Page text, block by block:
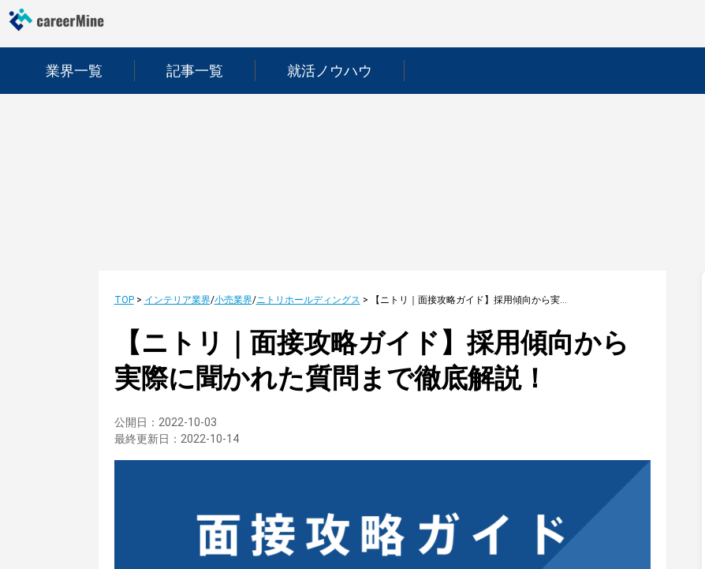
業界一覧 記事一覧 就活ノウハウ
TOP> インテリア業界/小売業界/ニトリホールディングス > 【ニトリ｜面接攻略ガイド】採用傾向から実際に聞かれた質問まで徹底解説！
【ニトリ｜面接攻略ガイド】採用傾向から
実際に聞かれた質問まで徹底解説！
公開日： 2022-10-03
最終更新日： 2022-10-14